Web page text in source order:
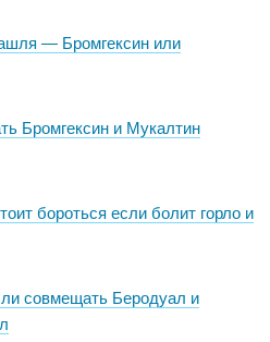
— Бромгексин или
Бромгексин и Мукалтин
бороться если болит горло и
совмещать Беродуал и